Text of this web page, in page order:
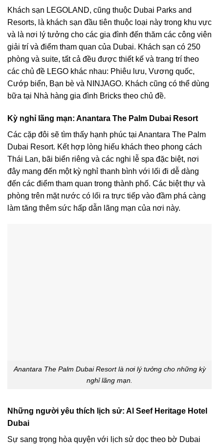
Khách sạn LEGOLAND, cũng thuộc Dubai Parks and
Resorts, là khách sạn đầu tiên thuộc loại này trong khu vực
và là nơi lý tưởng cho các gia đình đến thăm các công viên
giải trí và điểm tham quan của Dubai. Khách sạn có 250
phòng và suite, tất cả đều được thiết kế và trang trí theo
các chủ đề LEGO khác nhau: Phiêu lưu, Vương quốc,
Cướp biển, Bạn bè và NINJAGO. Khách cũng có thể dùng
bữa tại Nhà hàng gia đình Bricks theo chủ đề.
Kỳ nghỉ lãng mạn: Anantara The Palm Dubai Resort
Các cặp đôi sẽ tìm thấy hạnh phúc tại Anantara The Palm
Dubai Resort. Kết hợp lòng hiếu khách theo phong cách
Thái Lan, bãi biển riêng và các nghi lễ spa đặc biệt, nơi
đây mang đến một kỳ nghỉ thanh bình với lối đi dễ dàng
đến các điểm tham quan trong thành phố. Các biệt thự và
phòng trên mặt nước có lối ra trực tiếp vào đầm phá càng
làm tăng thêm sức hấp dẫn lãng mạn của nơi này.
Anantara The Palm Dubai Resort là nơi lý tưởng cho những kỳ
nghỉ lãng mạn.
Những người yêu thích lịch sử: Al Seef Heritage Hotel
Dubai
Sự sang trọng hòa quyện với lịch sử dọc theo bờ Dubai